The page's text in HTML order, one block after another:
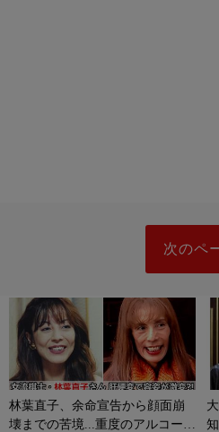
次のペ
林葉直子、余命宣告から顔面崩
壊までの苦境...重度のアルコール